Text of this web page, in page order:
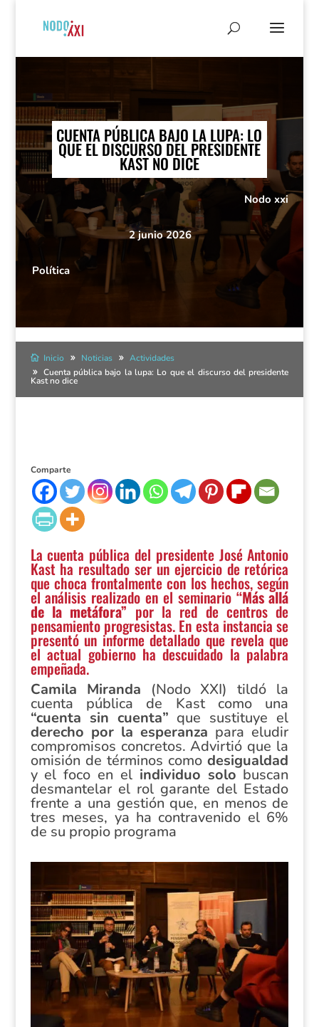
CUENTA PÚBLICA BAJO LA LUPA: LO
QUE EL DISCURSO DEL PRESIDENTE
KAST NO DICE
Nodo xxi
2 junio 2026
Política
Inicio Noticias
Actividades
Cuenta pública bajo la lupa: Lo que el discurso del presidente
Kast no dice
Comparte
La cuenta pública del presidente José Antonio
Kast ha resultado ser un ejercicio de retórica
que choca frontalmente con los hechos, según
el análisis realizado en el seminario “Más allá
de la metáfora”por la red de centros de
pensamiento progresistas. En esta instancia se
presentó un informe detallado que revela que
el actual gobierno ha descuidado la palabra
empeñada.
Camila Miranda (Nodo XXI) tildó la
cuenta pública de Kast como una
“cuenta sin cuenta” que sustituye el
derecho por la esperanza para eludir
compromisos concretos. Advirtió que la
omisión de términos comodesigualdad
y el foco en el individuo solobuscan
desmantelar el rol garante del Estado
frente a una gestión que, en menos de
tres meses, ya ha contravenido el 6%
de su propio programa